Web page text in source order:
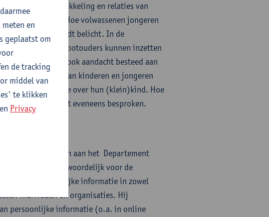
media in de ontwikkeling en relaties van
komen aan bod. Hoe volwassenen jongeren
wordt belicht. In de
die ouders en grootouders kunnen inzetten
wordt ook aandacht besteed aan
en de veiligheid van kinderen en jongeren
andere informatie over hun (klein)kind. Hoe
omgaan, wordt eveneens besproken.
privacy verbonden aan het Departement
Hij is er verantwoordelijk voor de
van persoonlijke informatie in zowel
individuen en organisaties. Hij
persoonlijke informatie (o.a. in online
en
geplaatst om
de tracking
middel van
te klikken
Privacy